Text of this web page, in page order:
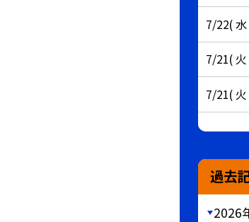
7/22(
7/21(
7/21( 火
過去
2026